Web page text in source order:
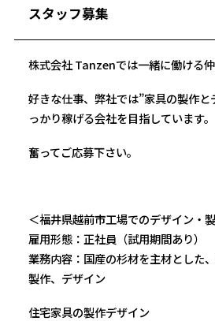
スタッフ募集
株式会社 Tanzenでは一緒に働ける仲
好きな仕事、弊社では”家具の製作と
っかり稼げる会社を目指しています。
奮ってご応募下さい。
＜福井県越前市工場でのデザイン・
雇用形態：正社員（試用期間あり）
業務内容：国産の杉材を主材とした
製作、デザイン
住宅家具の製作デザイン